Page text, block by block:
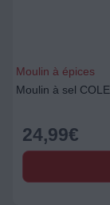
Moulin à épices
Moulin à sel
24,99€